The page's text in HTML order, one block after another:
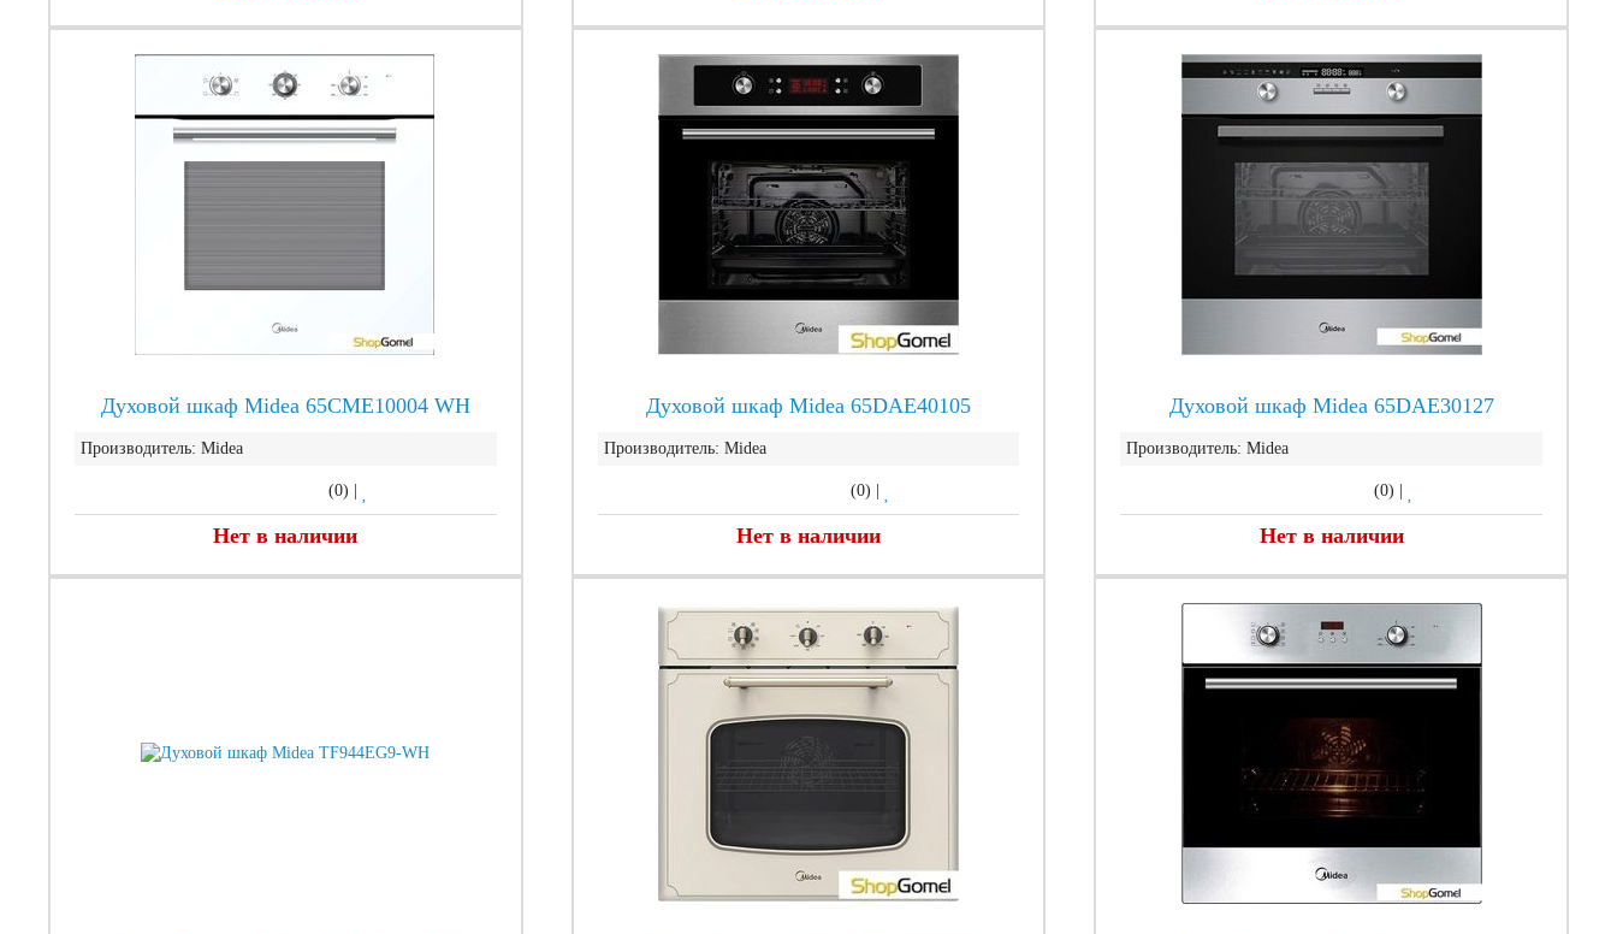
Духовой шкаф Midea 65CME10004 WH
Производитель: Midea
(0)
Нет в наличии
Духовой шкаф Midea 65DAE40105
Производитель: Midea
(0)
Нет в наличии
Духовой шкаф Midea 65DAE30127
Производитель: Midea
(0)
Нет в наличии